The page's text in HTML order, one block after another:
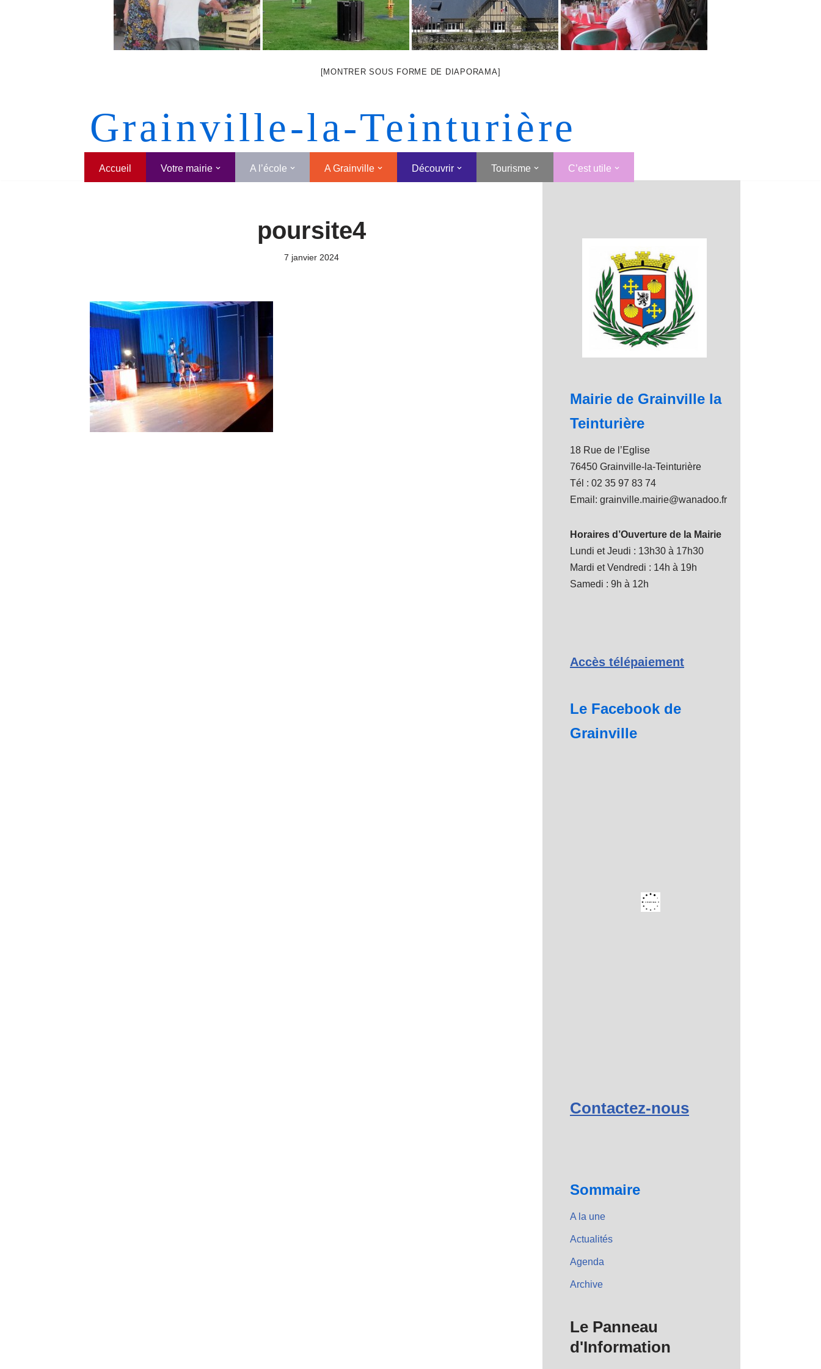
[MONTRER SOUS FORME DE DIAPORAMA]
Grainville-la-Teinturière
Accueil Votre mairie A l’école A Grainville Découvrir Tourisme C’est utile
poursite4
7 janvier 2024
Mairie de Grainville la
Teinturière
18 Rue de l’Eglise
76450 Grainville-la-Teinturière
Tél : 02 35 97 83 74
Email: grainville.mairie@wanadoo.fr
Horaires d’Ouverture de la Mairie
Lundi et Jeudi : 13h30 à 17h30
Mardi et Vendredi : 14h à 19h
Samedi : 9h à 12h
Accès télépaiement
Le Facebook de
Grainville
Contactez-nous
Sommaire
A la une
Actualités
Agenda
Archive
Le Panneau
d'Information